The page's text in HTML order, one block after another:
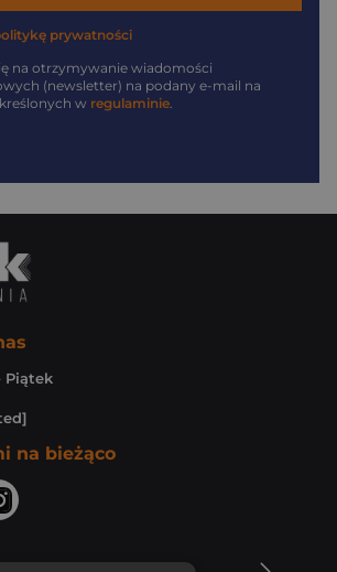
prywatności
na otrzymywanie wiadomości
(newsletter) na podany e-mail na
w regulaminie
Piątek
na bieżąco